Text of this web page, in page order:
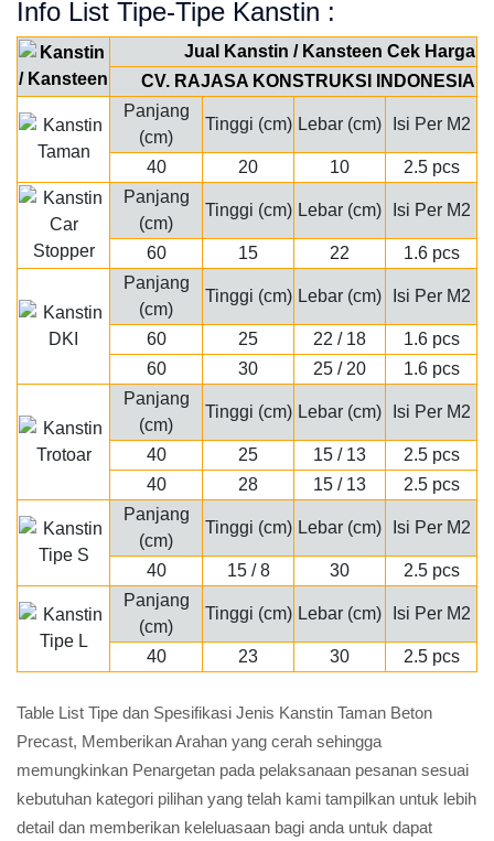
Info List Tipe-Tipe Kanstin :
Jual Kanstin / Kansteen Cek Harga
CV. RAJASA KONSTRUKSI INDONESIA
Panjang
(cm)
Tinggi (cm) Lebar (cm) Isi Per M2
40 20 10
2.5 pcs
Panjang
(cm)
Tinggi (cm) Lebar (cm) Isi Per M2
60 15 22
1.6 pcs
Panjang
(cm)
Tinggi (cm) Lebar (cm) Isi Per M2
60 25 22 / 18
1.6 pcs
60
30 25 / 20
1.6 pcs
Panjang
(cm)
Tinggi (cm) Lebar (cm) Isi Per M2
40 25 15 / 13
2.5 pcs
40
28 15 / 13
2.5 pcs
Panjang
(cm)
Tinggi (cm) Lebar (cm) Isi Per M2
40 15 / 8 30
2.5 pcs
Panjang
(cm)
Tinggi (cm) Lebar (cm) Isi Per M2
40 23 30 2.5 pcs
Table List Tipe dan Spesifikasi Jenis Kanstin Taman Beton
Precast, Memberikan Arahan yang cerah sehingga
memungkinkan Penargetan pada pelaksanaan pesanan sesuai
kebutuhan kategori pilihan yang telah kami tampilkan untuk lebih
detail dan memberikan keleluasaan bagi anda untuk dapat